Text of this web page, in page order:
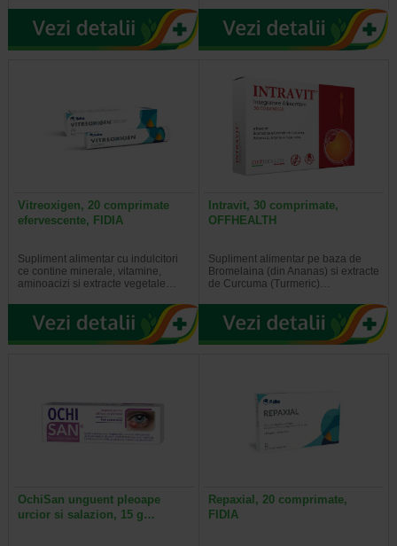
Vitreoxigen, 20 comprimate
efervescente, FIDIA
Supliment alimentar cu indulcitori
ce contine minerale, vitamine,
aminoacizi si extracte vegetale…
Intravit, 30 comprimate,
OFFHEALTH
Supliment alimentar pe baza de
Bromelaina (din Ananas) si extracte
de Curcuma (Turmeric)…
OchiSan unguent pleoape
urcior si salazion, 15 g…
Repaxial, 20 comprimate,
FIDIA